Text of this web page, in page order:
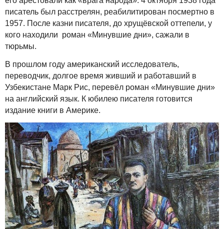
писатель был расстрелян, реабилитирован посмертно в
1957. После казни писателя, до хрущёвской оттепели, у
кого находили роман «Минувшие дни», сажали в
тюрьмы.
В прошлом году американский исследователь,
переводчик, долгое время живший и работавший в
Узбекистане Марк Рис, перевёл роман «Минувшие дни»
на английский язык. К юбилею писателя готовится
издание книги в Америке.